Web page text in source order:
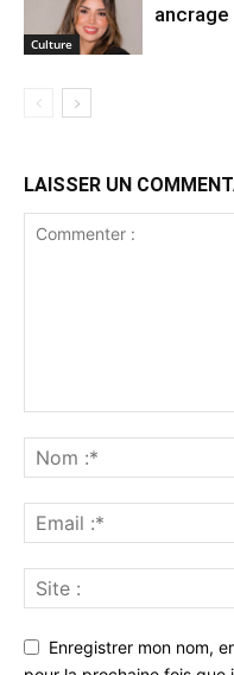
Culture
ancrage
LAISSER UN
Enregistrer mon nom,